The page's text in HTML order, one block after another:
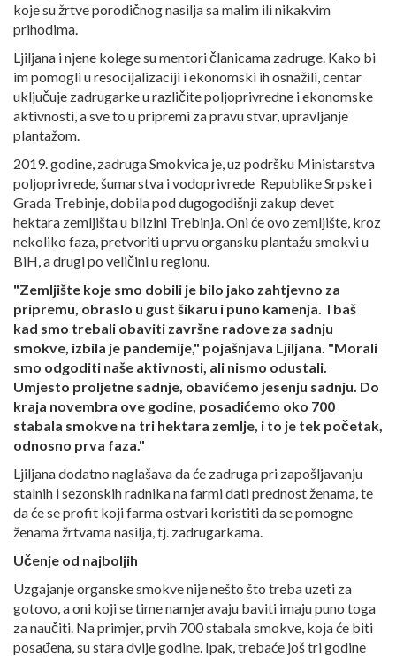
koje su žrtve porodičnog nasilja sa malim ili nikakvim
prihodima.
Ljiljana i njene kolege su mentori članicama zadruge. Kako bi
im pomogli u resocijalizaciji i ekonomski ih osnažili, centar
uključuje zadrugarke u različite poljoprivredne i ekonomske
aktivnosti, a sve to u pripremi za pravu stvar, upravljanje
plantažom.
2019. godine, zadruga Smokvica je, uz podršku Ministarstva
poljoprivrede, šumarstva i vodoprivrede Republike Srpske i
Grada Trebinje, dobila pod dugogodišnji zakup devet
hektara zemljišta u blizini Trebinja. Oni će ovo zemljište, kroz
nekoliko faza, pretvoriti u prvu organsku plantažu smokvi u
BiH, a drugi po veličini u regionu.
"Zemljište koje smo dobili je bilo jako zahtjevno za
pripremu, obraslo u gust šikaru i puno kamenja. I baš
kad smo trebali obaviti završne radove za sadnju
smokve, izbila je pandemije," pojašnjava Ljiljana. "Morali
smo odgoditi naše aktivnosti, ali nismo odustali.
Umjesto proljetne sadnje, obavićemo jesenju sadnju. Do
kraja novembra ove godine, posadićemo oko 700
stabala smokve na tri hektara zemlje, i to je tek početak,
odnosno prva faza."
Ljiljana dodatno naglašava da će zadruga pri zapošljavanju
stalnih i sezonskih radnika na farmi dati prednost ženama, te
da će se profit koji farma ostvari koristiti da se pomogne
ženama žrtvama nasilja, tj. zadrugarkama.
Učenje od najboljih
Uzgajanje organske smokve nije nešto što treba uzeti za
gotovo, a oni koji se time namjeravaju baviti imaju puno toga
za naučiti. Na primjer, prvih 700 stabala smokve, koja će biti
posađena, su stara dvije godine. Ipak, trebaće još tri godine